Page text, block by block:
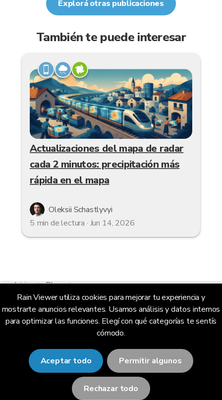
Explorá otras publicaciones
También te puede interesar
Actualizaciones del mapa de radar
cada 2 minutos: precipitación más
rápida en el mapa
Oleksii Schastlyvyi
5 min de lectura · Jun 14, 2026
Rain Viewer utiliza cookies para mejorar tu experiencia y
mostrarte anuncios relevantes. Usamos análisis y datos internos
para optimizar las funciones. Elegí con qué categorías te sentís
cómodo.
Aceptar todo Permitir algunos
Rechazar todo
Inicio
Blog
¿Cuánta lluvia cayó? Acumulados de lluvia (QPE) en el
mapa del radar | RainViewer Blog
RainViewer